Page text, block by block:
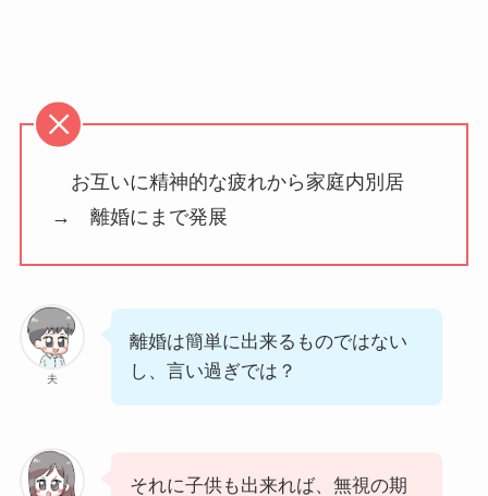
お互いに精神的な疲れから家庭内別居
→ 離婚にまで発展
夫
離婚は簡単に出来るものではない
し、言い過ぎでは？
それに子供も出来れば、無視の期